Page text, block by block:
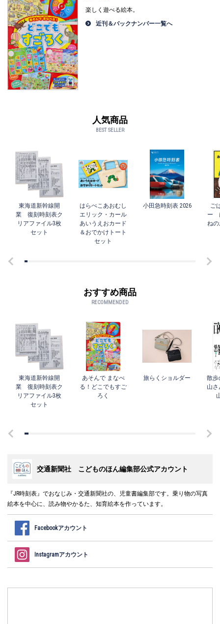
楽しく遊べる絵本。
近刊＆バックナンバー一覧へ
人気商品
BEST SELLER
東海道新幹線開
業 復刻時刻表ク
リアファイル3枚
セット
はらぺこあおむし
エリック・カール
あいうえおカード
＆おでかけトート
セット
小田急時刻表 2026
ご
ー
ね
おすすめ商品
RECOMMENDED
東海道新幹線開
業 復刻時刻表ク
リアファイル3枚
セット
あそんで まなべ
る！どこでもすご
ろく
旅らくショルダー
散歩
山さ
交通新聞社 こどものほん編集部公式アカウント
『JR時刻表』でおなじみ・交通新聞社の、児童書編集部です。乗り物の写真
絵本を中心に、読み物やかるた、知育絵本を作っています。
Facebookアカウント
Instagramアカウント